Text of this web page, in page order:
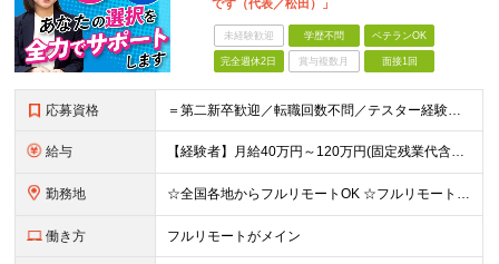
です（代表／松田）」
未経験歓迎 学歴不問 ベテランOK
完全週休2日 賞与複数月 面接1回
応募資格 ＝第二新卒歓迎／転職回数不問／テスター経験のみでもOK＝ ■学歴不問 ■ブランクOK ■エンジニアとしての実務経験1年以上 ※開発・インフラ・工程・言語は不問 ※テスター、運用保守経験のみの方も歓迎
給与 【経験者】月給40万円～120万円(固定残業代含む)+各種手当 ★前職給与の総収入額を100％保証｜還元率83％〜 ※固定残業代は、時間外労働の有無に関わらず30時間分を、月5万8000円～15万7
勤務地 ☆全国各地からフルリモートOK ☆フルリモートの社員が約8割！ ※希望をヒアリングした上で決定します 現在100名の社員のうち、約80名がフルリモートで活躍中。 一都三県、大阪、福岡、札幌、名古屋な
働き方 フルリモートがメイン